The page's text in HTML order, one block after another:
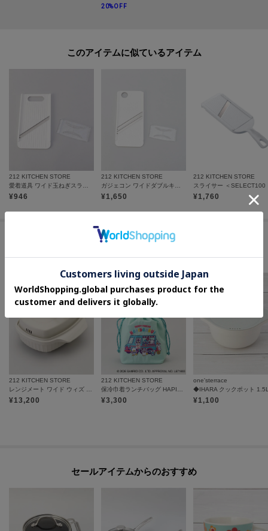
20%OFF
このアイテムに似ているアイテム
212 KITCHEN STORE
¥946
212 KITCHEN STORE
¥1,650
212 KITCHEN STORE
¥1,760
この商品を見た人はコチラの商品も
チェックしています
212 KITCHEN STORE
レンジメート ワイド ウィズ スチーマー ウォームグレー
¥13,200
212 KITCHEN STORE
保冷巾着ランチバッグ HAPIDANBUI ＜Sanrio サンリオ＞
¥3,300
one'sterrace
◆IHARA クックポット
¥1,100
セールアイテムからのおすすめ